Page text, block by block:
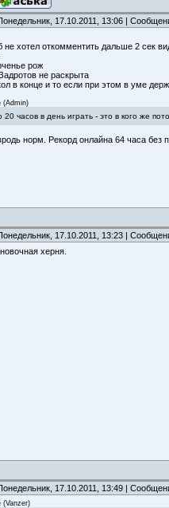
17.10.2011, 13:06 |
не хотел откомментить дальше 2 сек
рож
не раскрыта
в конце и то если при этом в уме
(Admin)
20 часов в день играть - это в кого же
норм. Рекорд онлайна 64 часа без
17.10.2011, 13:23 |
херня.
17.10.2011, 13:49 |
(Vanzer)